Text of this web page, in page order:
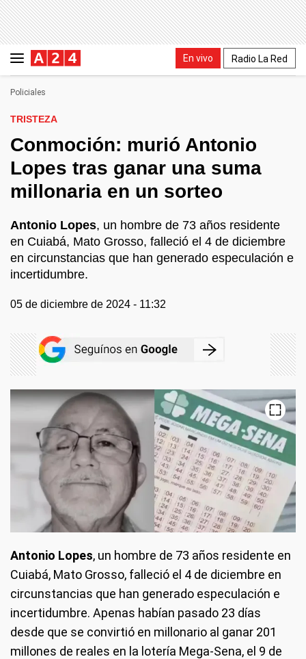
En vivo Radio La Red
Policiales
TRISTEZA
Conmoción: murió Antonio
Lopes tras ganar una suma
millonaria en un sorteo
Antonio Lopes, un hombre de 73 años residente
en Cuiabá, Mato Grosso, falleció el 4 de diciembre
en circunstancias que han generado especulación e
incertidumbre.
05 de diciembre de 2024 - 11:32
Antonio Lopes, un hombre de 73 años residente en
Cuiabá, Mato Grosso, falleció el 4 de diciembre en
circunstancias que han generado especulación e
incertidumbre. Apenas habían pasado 23 días
desde que se convirtió en millonario al ganar 201
millones de reales en la lotería Mega-Sena, el 9 de